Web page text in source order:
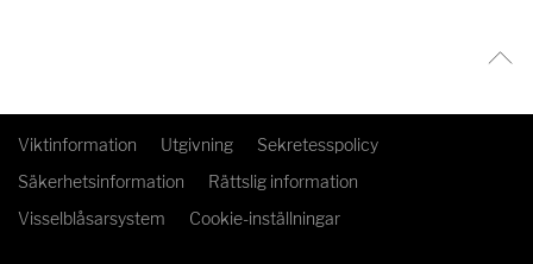
Viktinformation Utgivning
Sekretesspolicy
Säkerhetsinformation
Rättslig information
Visselblåsarsystem
Cookie-inställningar